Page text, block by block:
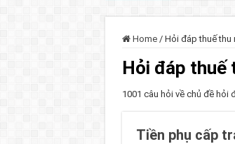
Home / Hỏi đáp thuế thu
Hỏi đáp thuế
1001 câu hỏi về chủ đề hỏi
Tiền phụ cấp